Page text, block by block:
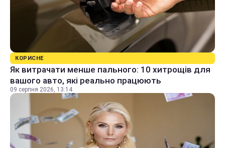
КОРИСНЕ
Як витрачати менше пального: 10 хитрощів для
вашого авто, які реально працюють
09 серпня 2026, 13:14